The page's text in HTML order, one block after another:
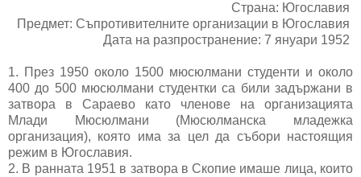
Страна: Югославия
Предмет: Съпротивителните организации в Югославия
Дата на разпространение: 7 януари 1952
1. През 1950 около 1500 мюсюлмани студенти и около
400 до 500 мюсюлмани студентки са били задържани в
затвора в Сараево като членове на организацията
Млади Мюсюлмани (Мюсюлманска младежка
организация), която има за цел да събори настоящия
режим в Югославия.
2. В ранната 1951 в затвора в Скопие имаше лица, които